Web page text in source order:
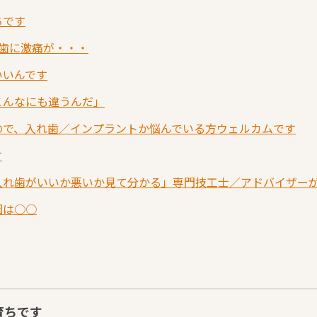
す
に激痛が・・・
んです
なにも違うんだ」
、入れ歯／インプラントか悩んでいる方ウェルカムです
歯がいいか悪いか見て分かる」専門技工士／アドバイザー
は○○
です